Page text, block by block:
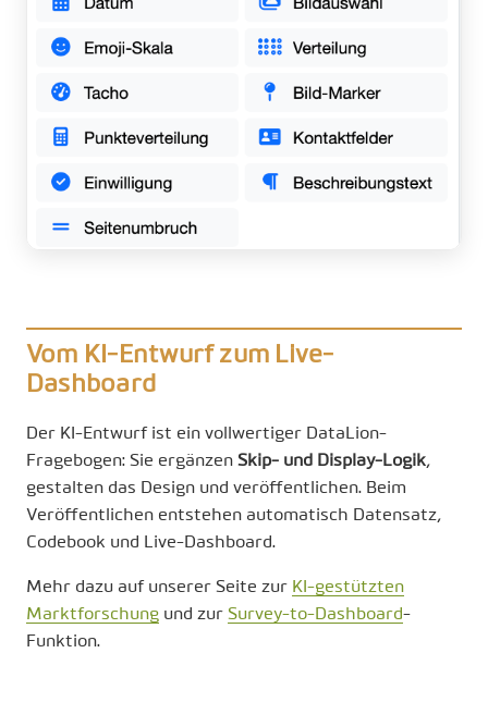
Vom KI-Entwurf zum Live-
Dashboard
Der KI-Entwurf ist ein vollwertiger DataLion-
Fragebogen: Sie ergänzen Skip- und Display-Logik,
gestalten das Design und veröffentlichen. Beim
Veröffentlichen entstehen automatisch Datensatz,
Codebook und Live-Dashboard.
Mehr dazu auf unserer Seite zur KI-gestützten
Marktforschung und zur Survey-to-Dashboard-
Funktion.